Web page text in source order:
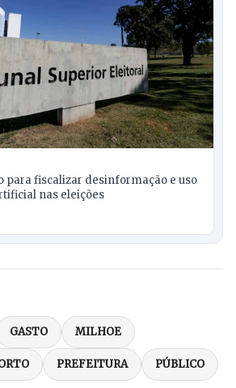
para fiscalizar desinformação e uso
nas eleições
GASTO MILHOE
PREFEITURA PÚBLICO